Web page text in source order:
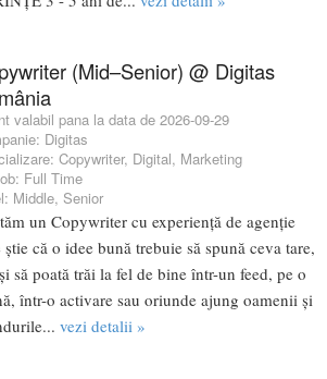
(Mid–Senior) @ Digitas
valabil pana la data de 2026-09-29
Digitas
Copywriter, Digital, Marketing
Full Time
Middle, Senior
un Copywriter cu experiență de agenție
știe că o idee bună trebuie să spună ceva tare,
să poată trăi la fel de bine într-un feed, pe o
într-o activare sau oriunde ajung oamenii și
vezi detalii »